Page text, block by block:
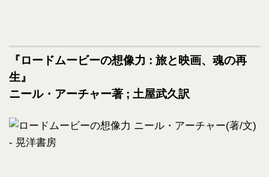
『ロードムービーの想像力 : 旅と映画、魂の再
生』
ニール・アーチャー著 ; 土屋武久訳